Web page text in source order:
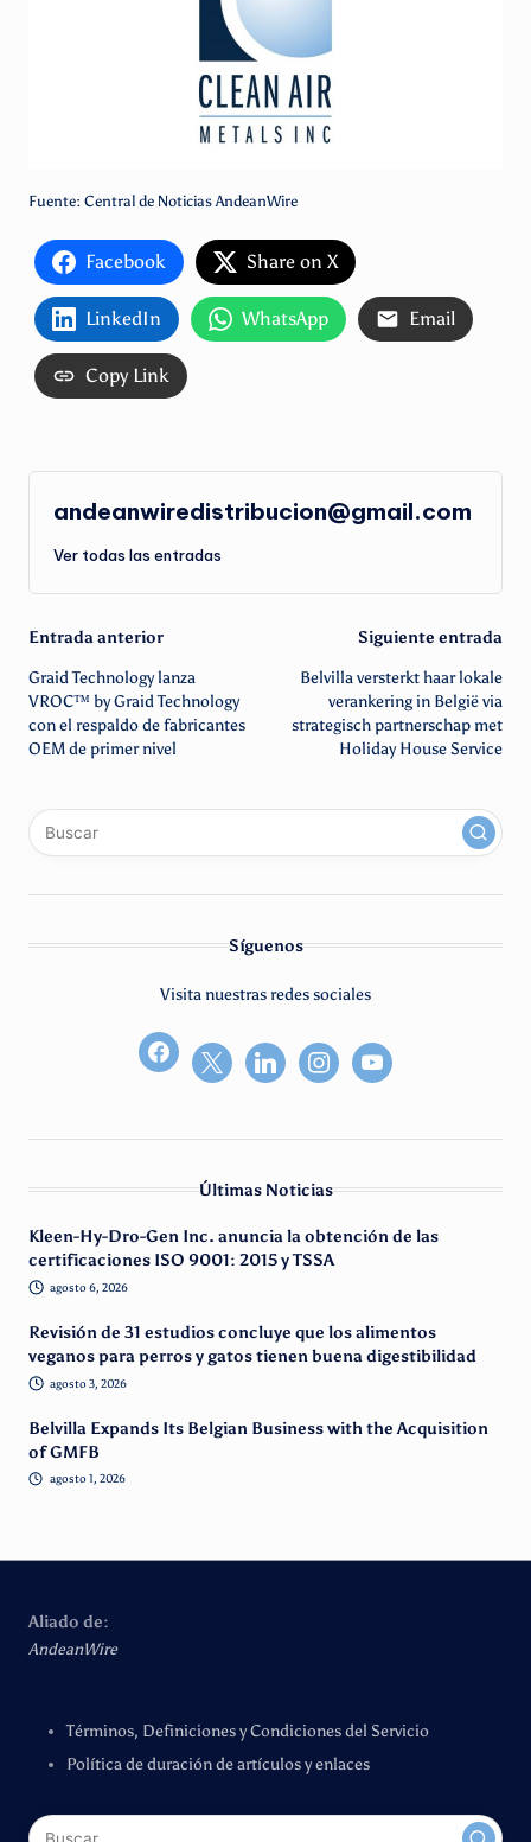
Fuente: Central de Noticias AndeanWire
Facebook Share on X
LinkedIn WhatsApp Email
Copy Link
andeanwiredistribucion@gmail.com
Ver todas las entradas
Navegación
de
entradas
Entrada anterior
Graid Technology lanza
VROC™ by Graid Technology
con el respaldo de fabricantes
OEM de primer nivel
Siguiente entrada
Belvilla versterkt haar lokale
verankering in België via
strategisch partnerschap met
Holiday House Service
Síguenos
Visita nuestras redes sociales
facebook2
Últimas Noticias
Kleen-Hy-Dro-Gen Inc. anuncia la obtención de las
certificaciones ISO 9001: 2015 y TSSA
agosto 6, 2026
Revisión de 31 estudios concluye que los alimentos
veganos para perros y gatos tienen buena digestibilidad
agosto 3, 2026
Belvilla Expands Its Belgian Business with the Acquisition
of GMFB
agosto 1, 2026
Aliado de:
AndeanWire
Términos, Definiciones y Condiciones del Servicio
Política de duración de artículos y enlaces